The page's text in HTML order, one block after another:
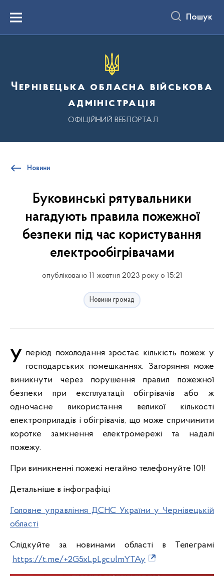
вмістуMenu Пошук
Чернівецька обласна військова
адміністрація
ОФІЦІЙНИЙ ВЕБПОРТАЛ
Новини
Буковинські рятувальники
нагадують правила пожежної
безпеки під час користування
електрообігрівачами
опубліковано 11 жовтня 2023 року о 15:21
Новини громад
У період похолодання зростає кількість пожеж у господарських помешканнях. Загоряння може
виникнути через порушення правил пожежної
безпеки при експлуатації обігрівачів або ж
одночасне використання великої кількості
електроприладів і обігрівачів, що може спричинити
коротке замкнення електромережі та надалі
пожежу.
При виникненні пожежі негайно телефонуйте 101!
Детальніше в інфографіці
Головне управління ДСНС України у Чернівецькій
області
Слідкуйте за новинами області в Телеграмі
https://t.me/+2G5xLpLgculmYTAy